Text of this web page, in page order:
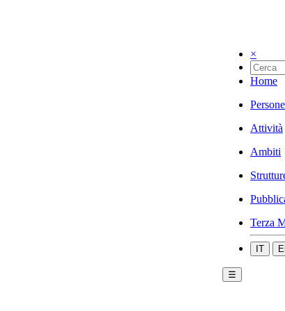
×
Home
Persone
Attività
Ambiti
Terza
IT
☰